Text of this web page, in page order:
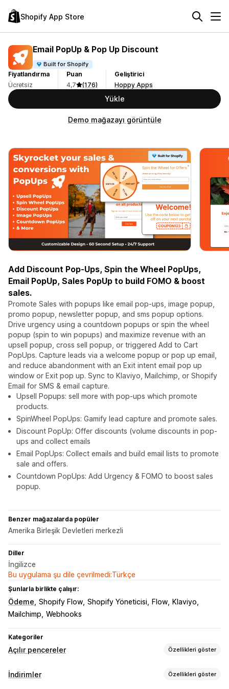
Shopify App Store
Email PopUp & Pop Up Discount
Built for Shopify
Fiyatlandırma
Ücretsiz
Puan
4,7
(176)
Geliştirici
Hoppy Apps
Yükle
Demo mağazayı görüntüle
Add Discount Pop-Ups, Spin the Wheel PopUps,
Email PopUp, Sales PopUp to build FOMO & boost
sales.
Promote Sales with popups like email pop-ups, image popup,
promo popup, newsletter popup, and sms popup options.
Drive urgency using a countdown popups or spin the wheel
popup (spin to win popups) and maximize revenue with an
upsell popup, cross sell popup, or triggered Add to Cart
PopUps. Capture leads via a welcome popup or pop up email,
and reduce abandonment with an Exit intent email pop up
window or Exit pop up. Sync to Klaviyo, Mailchimp, or Shopify
Email for SMS & email capture.
Upsell Popups: sell more with pop-ups which promote
products.
SpinWheel PopUps: Gamify lead capture and promote sales.
Discount PopUp: Offer discounts (volume discounts in pop-
ups and collect emails
Email PopUps: Collect emails and build email lists to promote
sale and offers.
Countdown PopUps: Add Urgency & FOMO to boost sales
popup.
Benzer mağazalarda popüler
Amerika Birleşik Devletleri merkezli
Diller
İngilizce
Bu uygulama şu dile çevrilmedi:Türkçe
Şunlarla birlikte çalışır:
Ödeme Shopify Flow Shopify Yöneticisi Flow
Klaviyo
Mailchimp Webhooks
Kategoriler
Açılır pencereler Özellikleri göster
Açılır pencere türleri
İndirimler Özellikleri göster